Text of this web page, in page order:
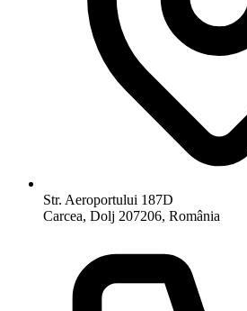
Str. Aeroportului 187D
Carcea, Dolj 207206, România